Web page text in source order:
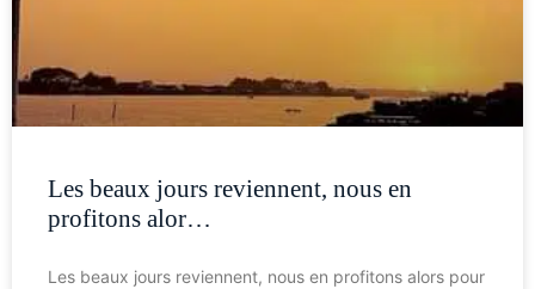
Les beaux jours reviennent, nous en
profitons alor…
Les beaux jours reviennent, nous en profitons alors pour